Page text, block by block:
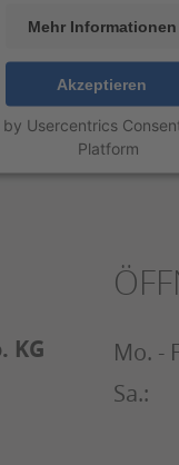
Mehr Informationen
Akzeptieren
by Usercentrics
Platform
KG
Mo. -
Sa.: